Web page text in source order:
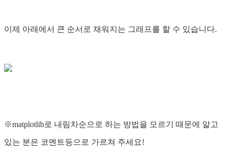
이제 아래에서 큰 순서로 채워지는 그래프를 할 수 있습니다.
※matplotlib로 내림차순으로 하는 방법을 모르기 때문에 알고
있는 분은 코멘트등으로 가르쳐 주세요!